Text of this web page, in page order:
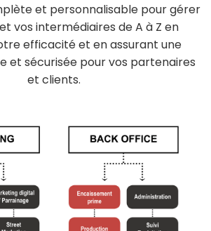
et personnalisable pour gérer
vos intermédiaires de A à Z en
efficacité et en assurant une
et sécurisée pour vos partenaires
et clients.